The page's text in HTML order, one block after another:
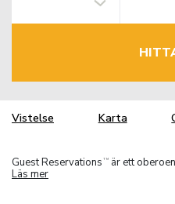
Vistelse Karta
Guest Reservations TM
är ett
Läs mer